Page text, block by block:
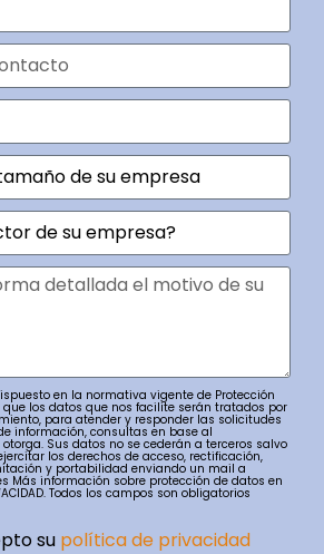
en la normativa vigente de Protección
los datos que nos facilite serán tratados por
para atender y responder las solicitudes
información, consultas en base al
Sus datos no se cederán a terceros salvo
los derechos de acceso, rectificación,
y portabilidad enviando un mail a
Más información sobre protección de datos en
Todos los campos son obligatorios
su política de privacidad